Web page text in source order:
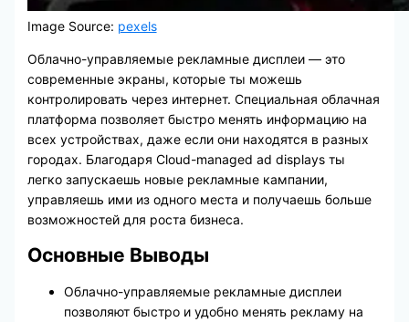
Image Source: pexels
Облачно-управляемые рекламные дисплеи — это
современные экраны, которые ты можешь
контролировать через интернет. Специальная облачная
платформа позволяет быстро менять информацию на
всех устройствах, даже если они находятся в разных
городах. Благодаря Cloud-managed ad displays ты
легко запускаешь новые рекламные кампании,
управляешь ими из одного места и получаешь больше
возможностей для роста бизнеса.
Основные Выводы
Облачно-управляемые рекламные дисплеи
позволяют быстро и удобно менять рекламу на